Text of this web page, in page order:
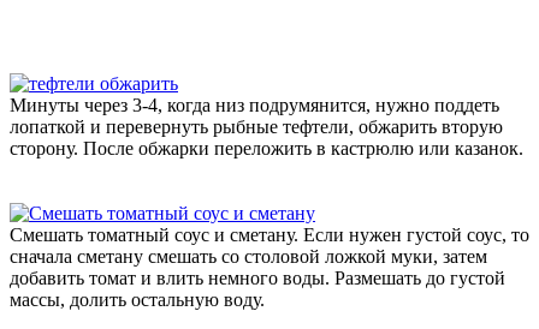
Минуты через 3-4, когда низ подрумянится, нужно поддеть
лопаткой и перевернуть рыбные тефтели, обжарить вторую
сторону. После обжарки переложить в кастрюлю или казанок.
Смешать томатный соус и сметану. Если нужен густой соус, то
сначала сметану смешать со столовой ложкой муки, затем
добавить томат и влить немного воды. Размешать до густой
массы, долить остальную воду.